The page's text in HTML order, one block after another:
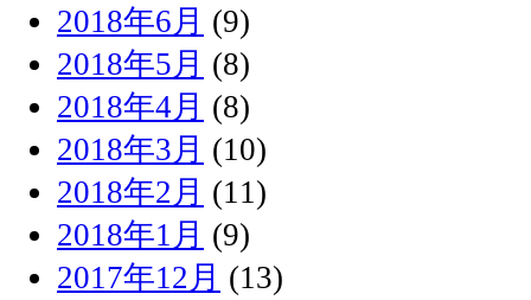
2018年6月 (9)
2018年5月 (8)
2018年4月 (8)
2018年3月 (10)
2018年2月 (11)
2018年1月 (9)
2017年12月 (13)